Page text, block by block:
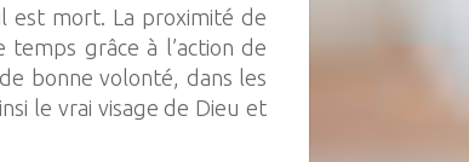
est mort. La proximité de
grâce à l’action de
bonne volonté, dans les
le vrai visage de Dieu et